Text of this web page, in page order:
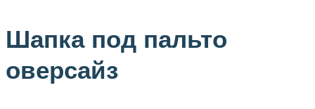
Шапка под пальто
оверсайз